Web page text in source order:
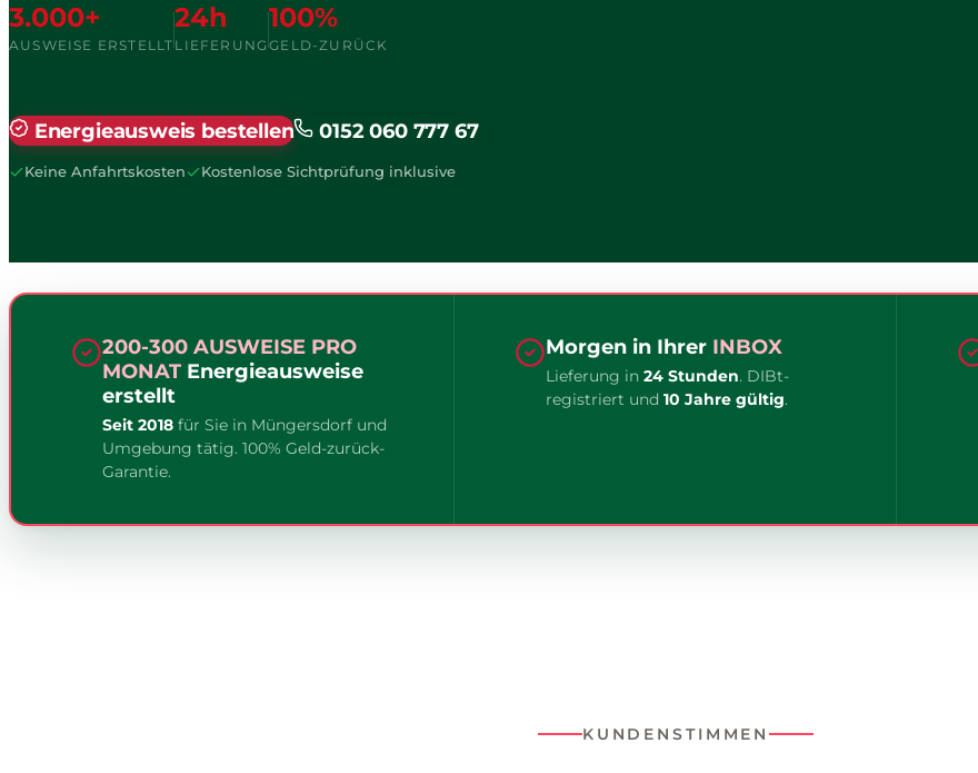
3.000+
AUSWEISE ERSTELLT
24h
LIEFERUNG
100%
GELD-ZURÜCK
Energieausweis bestellen 0152 060 777 67
Keine Anfahrtskosten Kostenlose Sichtprüfung inklusive
200-300 AUSWEISE PRO
MONAT Energieausweise
erstellt
Seit 2018 für Sie in Müngersdorf und
Umgebung tätig. 100% Geld-zurück-
Garantie.
Morgen in Ihrer INBOX
Lieferung in 24 Stunden. DIBt-
registriert und 10 Jahre gültig.
KUNDENSTIMMEN